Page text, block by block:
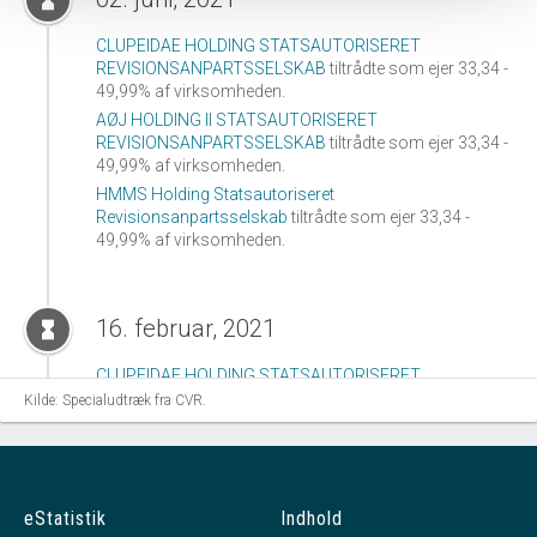
CLUPEIDAE HOLDING STATSAUTORISERET
REVISIONSANPARTSSELSKABtiltrådte som ejer 33,34 -
49,99% af virksomheden.
AØJ HOLDING II STATSAUTORISERET
REVISIONSANPARTSSELSKABtiltrådte som ejer 33,34 -
49,99% af virksomheden.
HMMS Holding Statsautoriseret
Revisionsanpartsselskabtiltrådte som ejer 33,34 -
49,99% af virksomheden.
hourglass_full 16. februar, 2021
CLUPEIDAE HOLDING STATSAUTORISERET
REVISIONSANPARTSSELSKAB
-24,99% af virksomheden.
SELSKABET AF 16.08.2021 A/Stiltrådte som ejer 33,34
REVISIONSANPARTSSELSKABtiltrådte som ejer 20
Kilde: Specialudtræk fra CVR.
eStatistik Indhold